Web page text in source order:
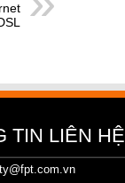
TIN LIÊN HỆ